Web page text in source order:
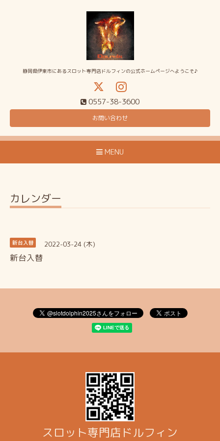
静岡県伊東市にあるスロット専門店ドルフィンの公式ホームページへようこそ♪
0557-38-3600
お問い合わせ
MENU
カレンダー
新台入替 2022-03-24 (木)
新台入替
スロット専門店ドルフィン